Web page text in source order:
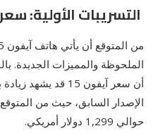
التسريبات الأولية:
الملحوظة والمميزات الجديدة.
حوالي 1,299 دولار أمريكي.